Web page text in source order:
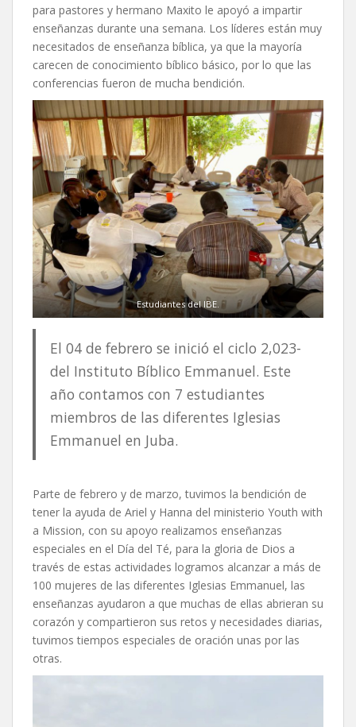
para pastores y hermano Maxito le apoyó a impartir
enseñanzas durante una semana. Los líderes están muy
necesitados de enseñanza bíblica, ya que la mayoría
carecen de conocimiento bíblico básico, por lo que las
conferencias fueron de mucha bendición.
Estudiantes del IBE.
El 04 de febrero se inició el ciclo 2,023-
del Instituto Bíblico Emmanuel. Este
año contamos con 7 estudiantes
miembros de las diferentes Iglesias
Emmanuel en Juba.
Parte de febrero y de marzo, tuvimos la bendición de
tener la ayuda de Ariel y Hanna del ministerio Youth with
a Mission, con su apoyo realizamos enseñanzas
especiales en el Día del Té, para la gloria de Dios a
través de estas actividades logramos alcanzar a más de
100 mujeres de las diferentes Iglesias Emmanuel, las
enseñanzas ayudaron a que muchas de ellas abrieran su
corazón y compartieron sus retos y necesidades diarias,
tuvimos tiempos especiales de oración unas por las
otras.